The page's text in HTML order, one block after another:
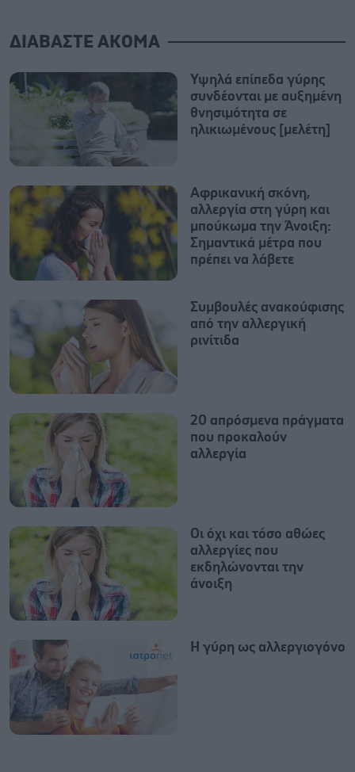
ΔΙΑΒΑΣΤΕ ΑΚΟΜΑ
Υψηλά επίπεδα γύρης
συνδέονται με αυξημένη
θνησιμότητα σε
ηλικιωμένους [μελέτη]
Αφρικανική σκόνη,
αλλεργία στη γύρη και
μπούκωμα την Άνοιξη:
Σημαντικά μέτρα που
πρέπει να λάβετε
Συμβουλές ανακούφισης
από την αλλεργική
ρινίτιδα
20 απρόσμενα πράγματα
που προκαλούν
αλλεργία
Οι όχι και τόσο αθώες
αλλεργίες που
εκδηλώνονται την
άνοιξη
Η γύρη ως αλλεργιογόνο